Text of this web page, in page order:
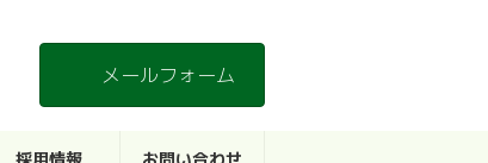
メールフォーム
採用情報 お問い合わせ